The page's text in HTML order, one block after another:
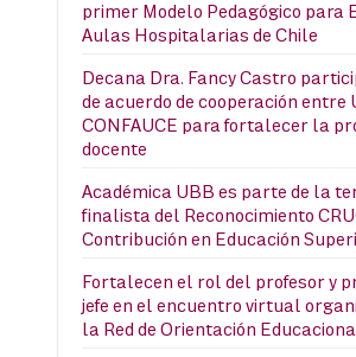
primer Modelo Pedagógico para
Aulas Hospitalarias de Chile
Decana Dra. Fancy Castro
de acuerdo de cooperación entre
CONFAUCE para fortalecer la
docente
Académica UBB es parte de la
finalista del Reconocimiento
Contribución en Educación
Fortalecen el rol del profesor y
jefe en el encuentro virtual
la Red de Orientación